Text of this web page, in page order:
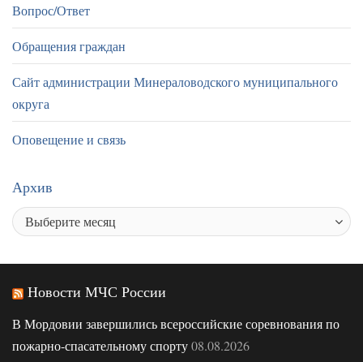
Вопрос/Ответ
Обращения граждан
Сайт администрации Минераловодского муниципального
округа
Оповещение и связь
Архив
Новости МЧС России
В Мордовии завершились всероссийские соревнования по
пожарно-спасательному спорту08.08.2026